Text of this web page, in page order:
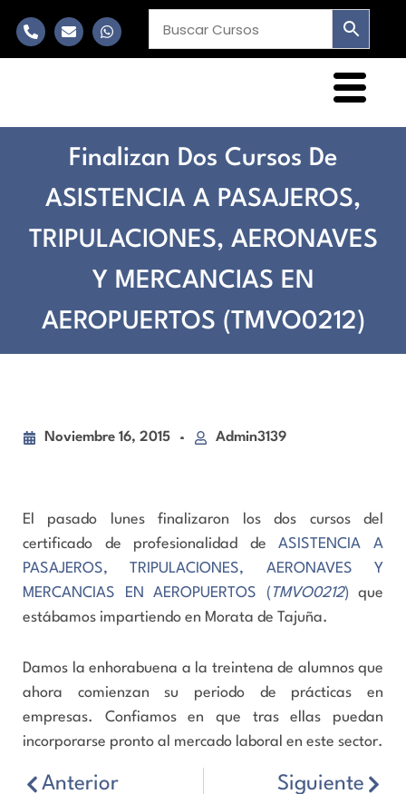
Finalizan Dos Cursos De
ASISTENCIA A PASAJEROS,
TRIPULACIONES, AERONAVES
Y MERCANCIAS EN
AEROPUERTOS (TMVO0212)
Noviembre 16, 2015 Admin3139
El pasado lunes finalizaron los dos cursos del
certificado de profesionalidad deASISTENCIA A
PASAJEROS, TRIPULACIONES, AERONAVES Y
MERCANCIAS EN AEROPUERTOS ( TMVO0212) que
estábamos impartiendo en Morata de Tajuña.
Damos la enhorabuena a la treintena de alumnos que
ahora comienzan su periodo de prácticas en
empresas. Confiamos en que tras ellas puedan
incorporarse pronto al mercado laboral en este sector.
Anterior Siguiente